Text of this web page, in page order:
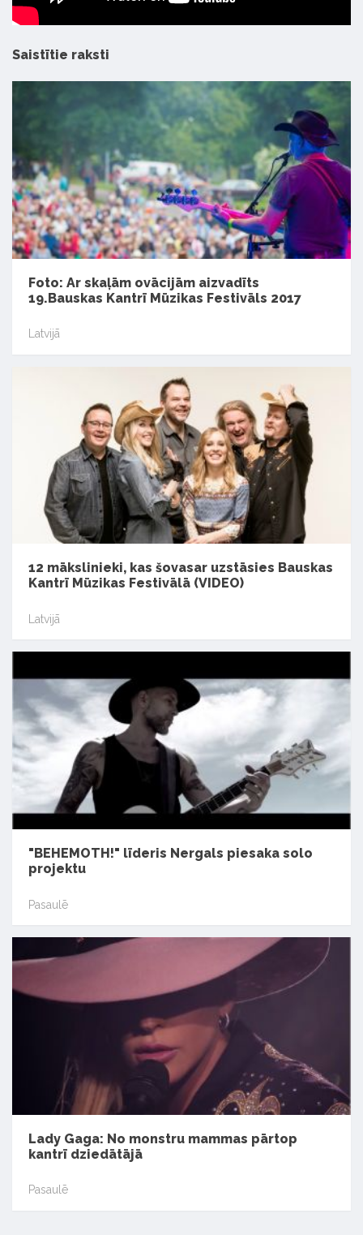
Saistītie raksti
Foto: Ar skaļām ovācijām aizvadīts
19.Bauskas Kantrī Mūzikas Festivāls 2017
Latvijā
12 mākslinieki, kas šovasar uzstāsies Bauskas
Kantrī Mūzikas Festivālā (VIDEO)
Latvijā
"BEHEMOTH!" līderis Nergals piesaka solo
projektu
Pasaulē
Lady Gaga: No monstru mammas pārtop
kantrī dziedātājā
Pasaulē